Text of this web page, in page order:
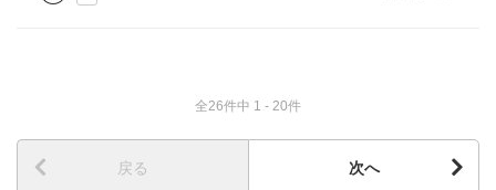
全26件中 1 - 20件
戻る 次へ